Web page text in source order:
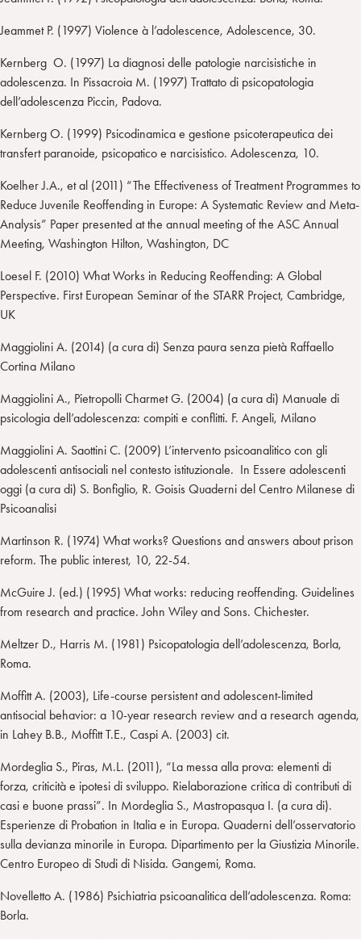
Jeammet P. (1997) Violence à l’adolescence, Adolescence, 30.
Kernberg O. (1997) La diagnosi delle patologie narcisistiche in
adolescenza. In Pissacroia M. (1997) Trattato di psicopatologia
dell’adolescenza Piccin, Padova.
Kernberg O. (1999) Psicodinamica e gestione psicoterapeutica dei
transfert paranoide, psicopatico e narcisistico. Adolescenza, 10.
Koelher J.A., et al (2011) “The Effectiveness of Treatment Programmes to
Reduce Juvenile Reoffending in Europe: A Systematic Review and Meta-
Analysis” Paper presented at the annual meeting of the ASC Annual
Meeting, Washington Hilton, Washington, DC
Loesel F. (2010) What Works in Reducing Reoffending: A Global
Perspective. First European Seminar of the STARR Project, Cambridge,
UK
Maggiolini A. (2014) (a cura di) Senza paura senza pietà Raffaello
Cortina Milano
Maggiolini A., Pietropolli Charmet G. (2004) (a cura di) Manuale di
psicologia dell’adolescenza: compiti e conflitti. F. Angeli, Milano
Maggiolini A. Saottini C. (2009) L’intervento psicoanalitico con gli
adolescenti antisociali nel contesto istituzionale. In Essere adolescenti
oggi (a cura di) S. Bonfiglio, R. Goisis Quaderni del Centro Milanese di
Psicoanalisi
Martinson R. (1974) What works? Questions and answers about prison
reform. The public interest, 10, 22-54.
McGuire J. (ed.) (1995) What works: reducing reoffending. Guidelines
from research and practice. John Wiley and Sons. Chichester.
Meltzer D., Harris M. (1981) Psicopatologia dell’adolescenza, Borla,
Roma.
Moffitt A. (2003), Life-course persistent and adolescent-limited
antisocial behavior: a 10-year research review and a research agenda,
in Lahey B.B., Moffitt T.E., Caspi A. (2003) cit.
Mordeglia S., Piras, M.L. (2011), “La messa alla prova: elementi di
forza, criticità e ipotesi di sviluppo. Rielaborazione critica di contributi di
casi e buone prassi”. In Mordeglia S., Mastropasqua I. (a cura di).
Esperienze di Probation in Italia e in Europa. Quaderni dell’osservatorio
sulla devianza minorile in Europa. Dipartimento per la Giustizia Minorile.
Centro Europeo di Studi di Nisida. Gangemi, Roma.
Novelletto A. (1986) Psichiatria psicoanalitica dell’adolescenza. Roma:
Borla.